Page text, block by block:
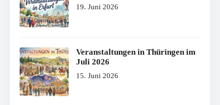
19. Juni 2026
Veranstaltungen in Thüringen im
Juli 2026
15. Juni 2026